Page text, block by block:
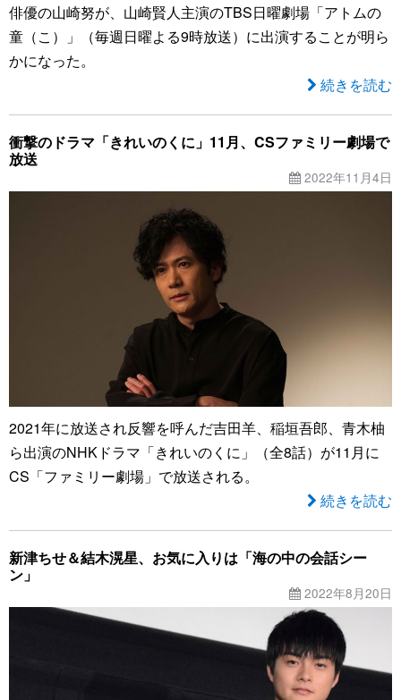
俳優の山崎努が、山崎賢人主演のTBS日曜劇場「アトムの
童（こ）」（毎週日曜よる9時放送）に出演することが明ら
かになった。
続きを読む
衝撃のドラマ「きれいのくに」11月、CSファミリー劇場で
放送
2022年11月4日
2021年に放送され反響を呼んだ吉田羊、稲垣吾郎、青木柚
ら出演のNHKドラマ「きれいのくに」（全8話）が11月に
CS「ファミリー劇場」で放送される。
続きを読む
新津ちせ＆結木滉星、お気に入りは「海の中の会話シー
ン」
2022年8月20日